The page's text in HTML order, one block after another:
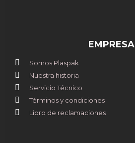
EMPRESA
Somos Plaspak
Nuestra historia
Servicio Técnico
Términos y condiciones
Libro de reclamaciones